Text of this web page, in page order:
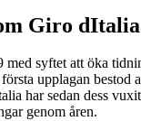
Giro dItalia
med syftet att öka
upplagan bestod
har sedan dess
genom åren.